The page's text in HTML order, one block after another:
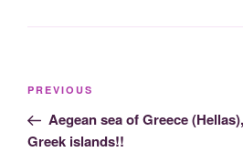
Post
Previous
Post
PREVIOUS
Aegean sea of Greece
Greek islands!!